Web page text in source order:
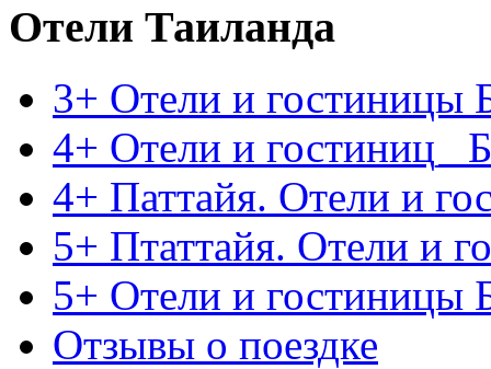
Отели Таиланда
3+ Отели и гостиницы
4+ Отели и гостиниц_
4+ Паттайя. Отели и
5+ Птаттайя. Отели и
5+ Отели и гостиницы
Отзывы о поездке